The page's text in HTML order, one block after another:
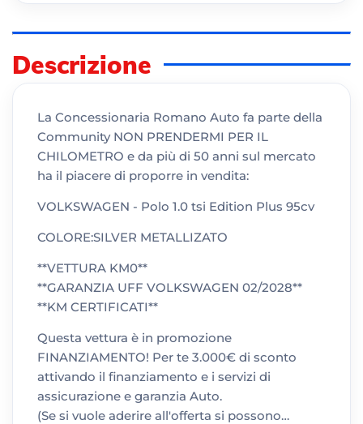
Descrizione
La Concessionaria Romano Auto fa parte della
Community NON PRENDERMI PER IL
CHILOMETRO e da più di 50 anni sul mercato
ha il piacere di proporre in vendita:
VOLKSWAGEN - Polo 1.0 tsi Edition Plus 95cv
COLORE:SILVER METALLIZATO
**VETTURA KM0**
**GARANZIA UFF VOLKSWAGEN 02/2028**
**KM CERTIFICATI**
Questa vettura è in promozione
FINANZIAMENTO! Per te 3.000€ di sconto
attivando il finanziamento e i servizi di
assicurazione e garanzia Auto.
(Se si vuole aderire all'offerta si possono…